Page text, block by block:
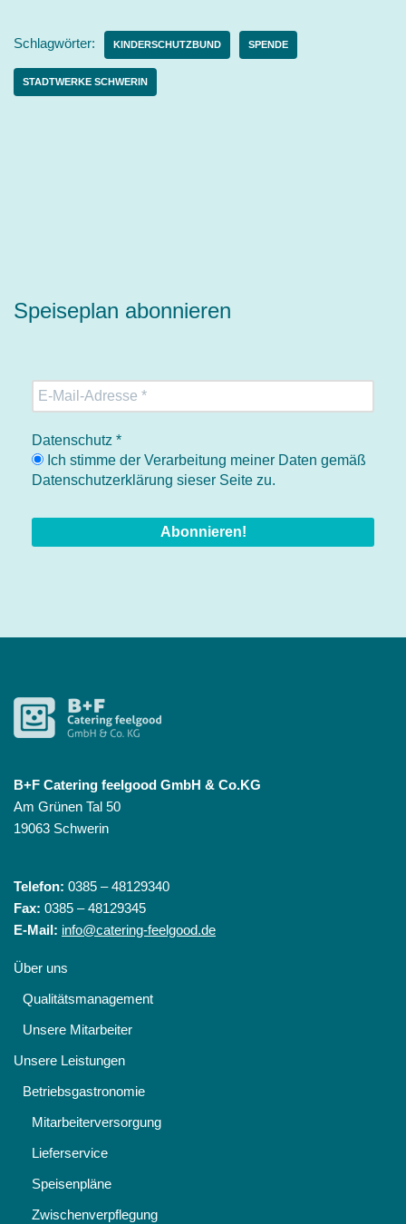
Schlagwörter: KINDERSCHUTZBUND SPENDE
STADTWERKE SCHWERIN
Speiseplan abonnieren
Datenschutz *
Ich stimme der Verarbeitung meiner Daten gemäß
Datenschutzerklärung sieser Seite zu.
B+F Catering feelgood GmbH & Co.KG
Am Grünen Tal 50
19063 Schwerin
Telefon: 0385 – 48129340
Fax: 0385 – 48129345
E-Mail: info@catering-feelgood.de
Über uns
Qualitätsmanagement
Unsere Mitarbeiter
Unsere Leistungen
Betriebsgastronomie
Mitarbeiterversorgung
Lieferservice
Speisenpläne
Zwischenverpflegung